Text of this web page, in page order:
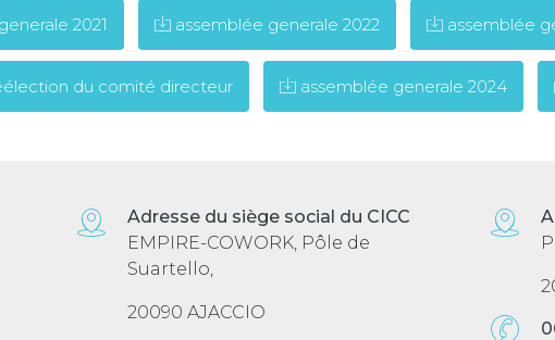
2021 assemblée generale 2022 assemblée
du comité directeur assemblée generale 2024
Adresse du siège social du CICC
EMPIRE-COWORK, Pôle de
Suartello,
20090 AJACCIO